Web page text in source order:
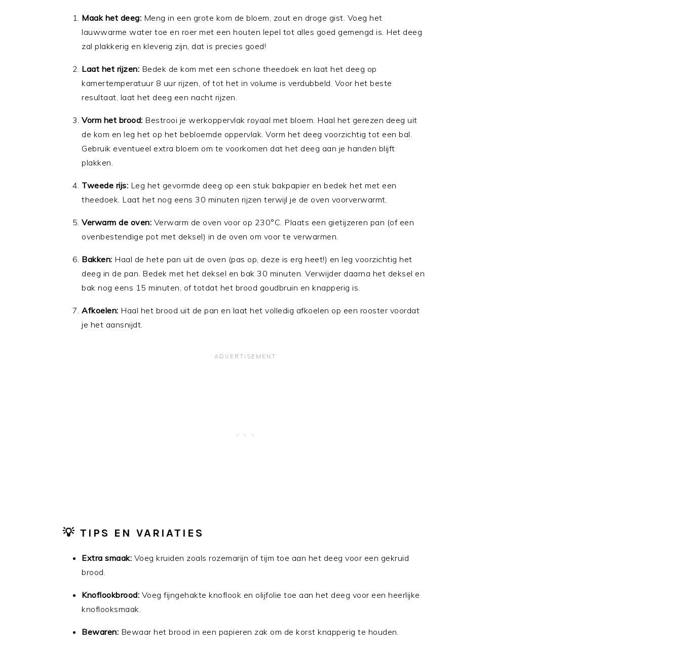
Maak het deeg: Meng in een grote kom de bloem, zout en droge gist. Voeg het
lauwwarme water toe en roer met een houten lepel tot alles goed gemengd is. Het deeg
zal plakkerig en kleverig zijn, dat is precies goed!
Laat het rijzen: Bedek de kom met een schone theedoek en laat het deeg op
kamertemperatuur 8 uur rijzen, of tot het in volume is verdubbeld. Voor het beste
resultaat, laat het deeg een nacht rijzen.
Vorm het brood: Bestrooi je werkoppervlak royaal met bloem. Haal het gerezen deeg uit
de kom en leg het op het bebloemde oppervlak. Vorm het deeg voorzichtig tot een bal.
Gebruik eventueel extra bloem om te voorkomen dat het deeg aan je handen blijft
plakken.
Tweede rijs: Leg het gevormde deeg op een stuk bakpapier en bedek het met een
theedoek. Laat het nog eens 30 minuten rijzen terwijl je de oven voorverwarmt.
Verwarm de oven: Verwarm de oven voor op 230°C. Plaats een gietijzeren pan (of een
ovenbestendige pot met deksel) in de oven om voor te verwarmen.
Bakken: Haal de hete pan uit de oven (pas op, deze is erg heet!) en leg voorzichtig het
deeg in de pan. Bedek met het deksel en bak 30 minuten. Verwijder daarna het deksel en
bak nog eens 15 minuten, of totdat het brood goudbruin en knapperig is.
Afkoelen: Haal het brood uit de pan en laat het volledig afkoelen op een rooster voordat
je het aansnijdt.
💡 TIPS EN VARIATIES
Extra smaak: Voeg kruiden zoals rozemarijn of tijm toe aan het deeg voor een gekruid
brood.
Knoflookbrood: Voeg fijngehakte knoflook en olijfolie toe aan het deeg voor een heerlijke
knoflooksmaak.
Bewaren: Bewaar het brood in een papieren zak om de korst knapperig te houden.